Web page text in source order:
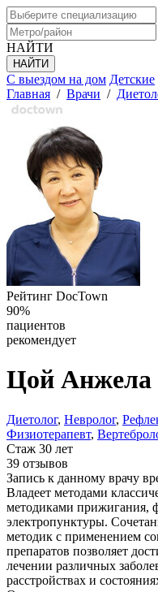
НАЙТИ
С выездом на дом Детские
Главная / Врачи /
Рейтинг DocTown
90%
пациентов
рекомендует
Цой Анжела
Диетолог, Невролог,
Физиотерапевт,
Стаж 30 лет
39 отзывов
Запись к данному врачу
Владеет методами
методиками прижигания,
электропунктуры.
методик с применением
препаратов позволяет
лечении различных
расстройствах и